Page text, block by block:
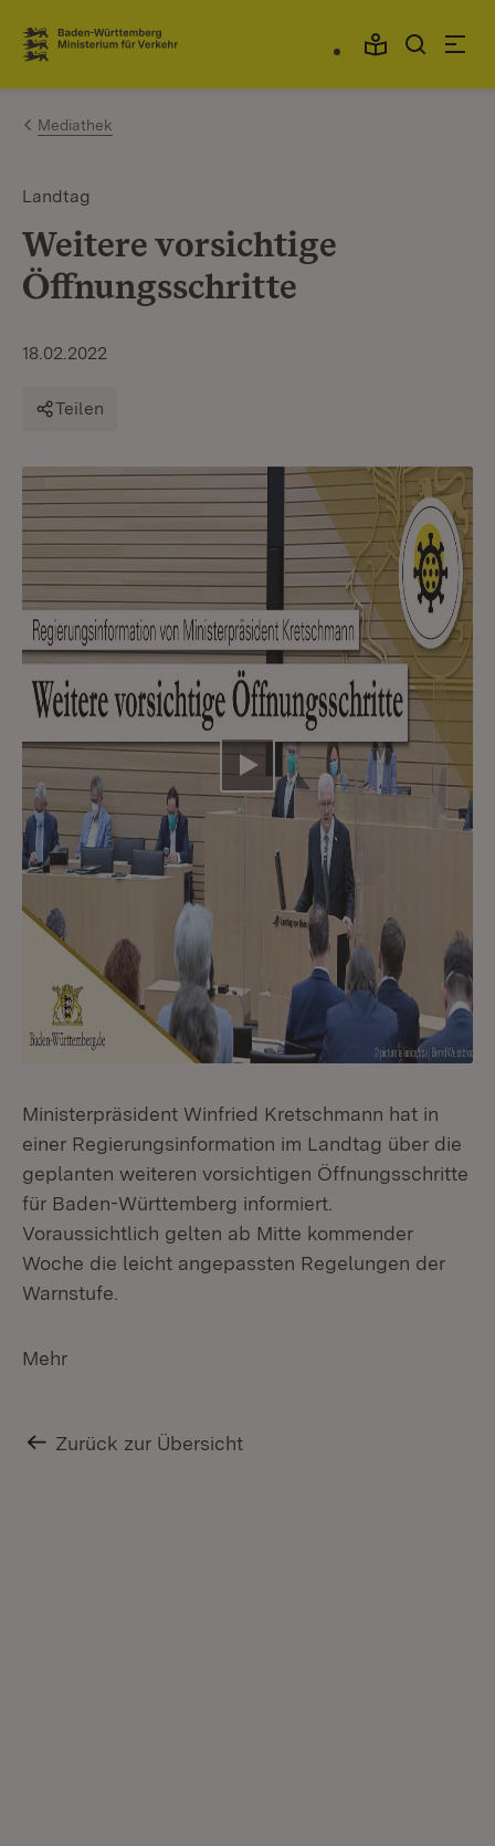
Zum Inhalt springen
Link zur Startseite
Mediathek
Landtag
​​​​​​​Weitere vorsichtige
Öffnungsschritte
18.02.2022
Teilen
Video abspielen
Ministerpräsident Winfried Kretschmann hat in
einer Regierungsinformation im Landtag über die
geplanten weiteren vorsichtigen Öffnungsschritte
für Baden-Württemberg informiert.
Voraussichtlich gelten ab Mitte kommender
Woche die leicht angepassten Regelungen der
Warnstufe.
Mehr
Zurück zur Übersicht